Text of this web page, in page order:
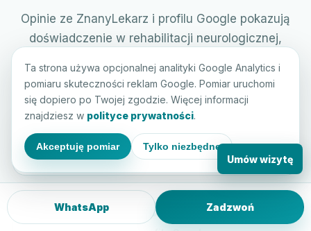
Opinie ze ZnanyLekarz i profilu Google pokazują
doświadczenie w rehabilitacji neurologicznej,
wizytach domowych.
21
opinii z Google i ZnanyLekarz
5,0/5
Ta strona używa opcjonalnej analityki Google Analytics i
pomiaru skuteczności reklam Google. Pomiar uruchomi
się dopiero po Twojej zgodzie. Więcej informacji
znajdziesz w polityce prywatności.
Akceptuję pomiar Tylko niezbędne
WhatsApp Zadzwoń
Umów wizytę